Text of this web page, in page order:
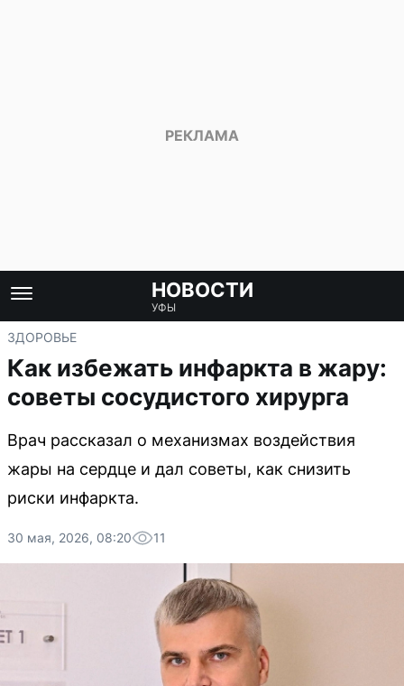
НОВОСТИ
УФЫ
ЗДОРОВЬЕ
Как избежать инфаркта в жару:
советы сосудистого хирурга
Врач рассказал о механизмах воздействия
жары на сердце и дал советы, как снизить
риски инфаркта.
30 мая, 2026, 08:20 11